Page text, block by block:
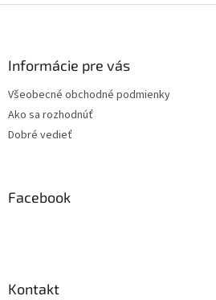
Informácie pre vás
Všeobecné obchodné podmienky
Ako sa rozhodnúť
Dobré vedieť
Facebook
Kontakt